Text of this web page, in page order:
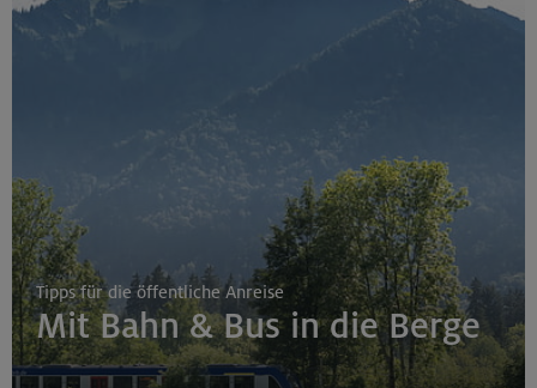
Tipps für die öffentliche Anreise
Mit Bahn & Bus in die Berge